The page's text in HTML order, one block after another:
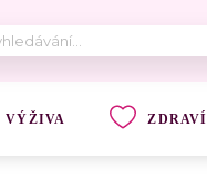
VÝŽIVA ZDRAVÍ